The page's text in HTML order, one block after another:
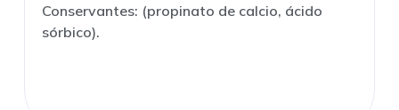
Conservantes: (propinato de calcio, ácido
sórbico).